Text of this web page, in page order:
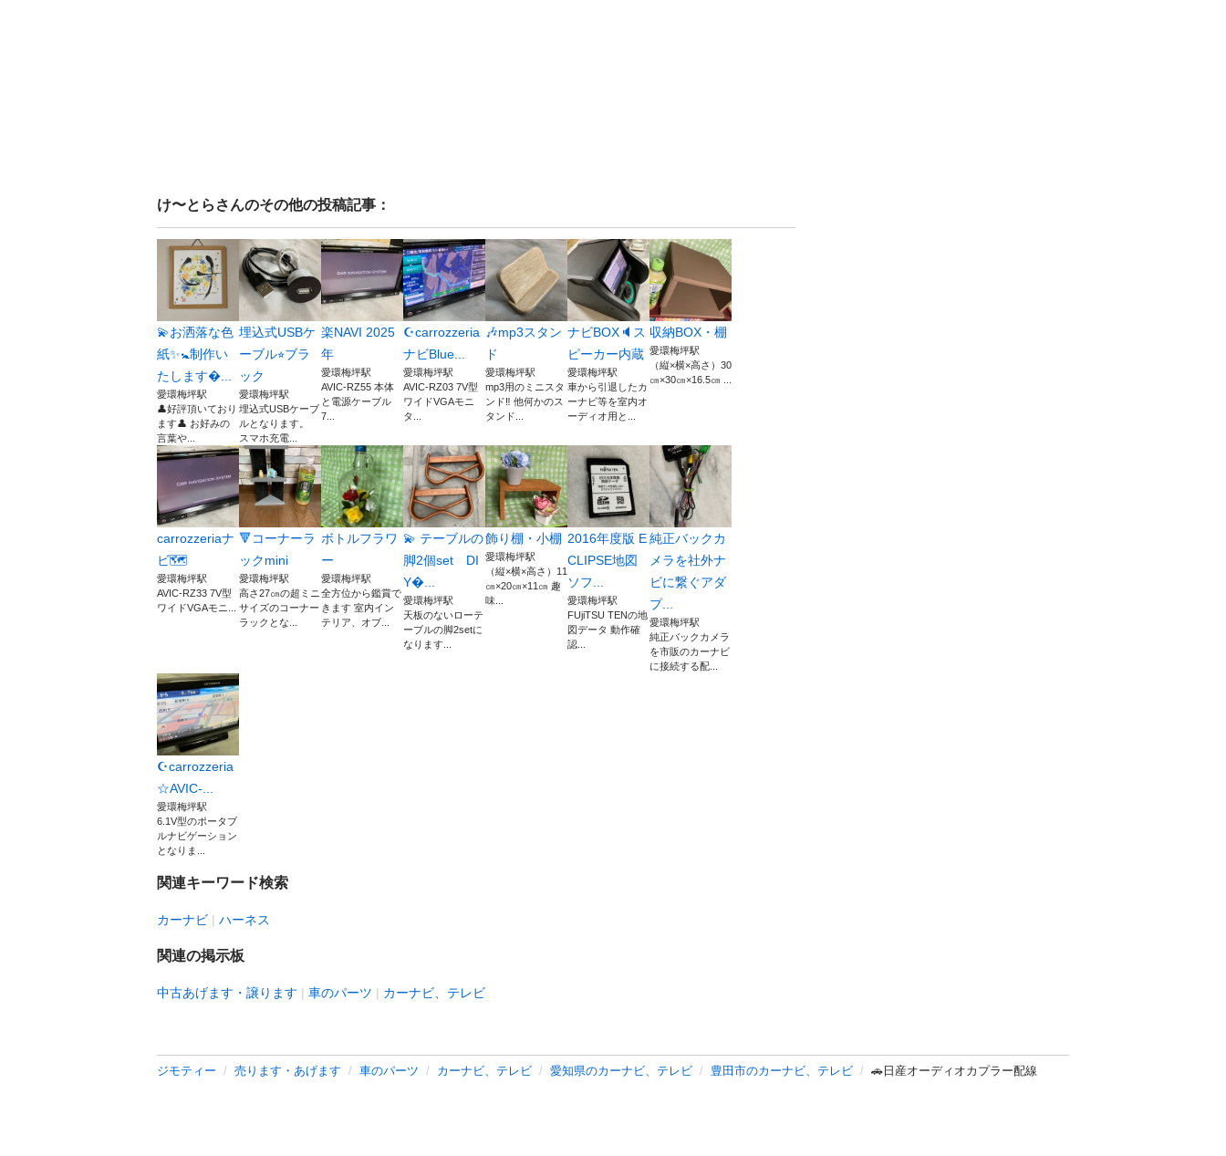
け〜とら さんのその他の投稿記事：
💫お洒落な色
紙✨🚼制作い
たします...
愛環梅坪駅
👤好評頂いており
ます👤 お好みの
言葉や...
埋込式USBケ
ーブル⭐︎ブラ
ック
愛環梅坪駅
埋込式USBケーブ
ルとなります。
スマホ充電...
楽NAVI 2025
年
愛環梅坪駅
AVIC-RZ55 本体
と電源ケーブル
7...
☪️carrozzeria
ナビBlue...
愛環梅坪駅
AVIC-RZ03 7V型
ワイドVGAモニ
タ...
🎶mp3スタン
ド
愛環梅坪駅
mp3用のミニスタ
ンド‼︎ 他何かのス
タンド...
ナビBOX🔈ス
ピーカー内蔵
愛環梅坪駅
車から引退したカ
ーナビ等を室内オ
ーディオ用と...
収納BOX・棚
愛環梅坪駅
（縦×横×高さ）30
㎝×30㎝×16.5㎝ ...
carrozzeriaナ
ビ🗺️
愛環梅坪駅
AVIC-RZ33 7V型
ワイドVGAモニ...
🔻コーナーラ
ックmini
愛環梅坪駅
高さ27㎝の超ミニ
サイズのコーナー
ラックとな...
ボトルフラワ
ー
愛環梅坪駅
全方位から鑑賞で
きます 室内イン
テリア、オブ...
💫 テーブルの
脚2個set DI
Y...
愛環梅坪駅
天板のないローテ
ーブルの脚2setに
なります...
飾り棚・小棚
愛環梅坪駅
（縦×横×高さ）11
㎝×20㎝×11㎝ 趣
味...
2016年度版 E
CLIPSE地図
ソフ...
愛環梅坪駅
FUjiTSU TENの地
図データ 動作確
認...
純正バックカ
メラを社外ナ
ビに繋ぐアダ
プ...
愛環梅坪駅
純正バックカメラ
を市販のカーナビ
に接続する配...
☪️carrozzeria
☆AVIC-...
愛環梅坪駅
6.1V型のポータブ
ルナビゲーション
となりま...
関連キーワード検索
カーナビ ハーネス
関連の掲示板
中古あげます・譲ります 車のパーツ カーナビ、テレビ
ジモティー 売ります・あげます 車のパーツ カーナビ、テレビ 愛知県のカーナビ、テレビ 豊田市のカーナビ、テレビ 🚗日産オーディオカプラー配線